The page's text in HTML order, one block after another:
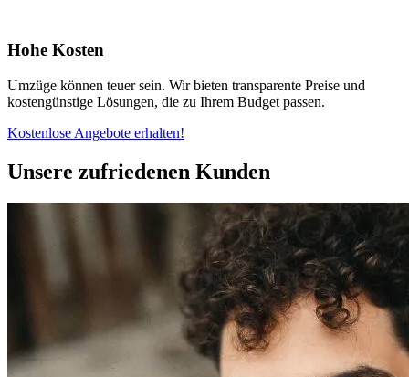
Hohe Kosten
Umzüge können teuer sein. Wir bieten transparente Preise und
kostengünstige Lösungen, die zu Ihrem Budget passen.
Kostenlose Angebote erhalten!
Unsere zufriedenen Kunden